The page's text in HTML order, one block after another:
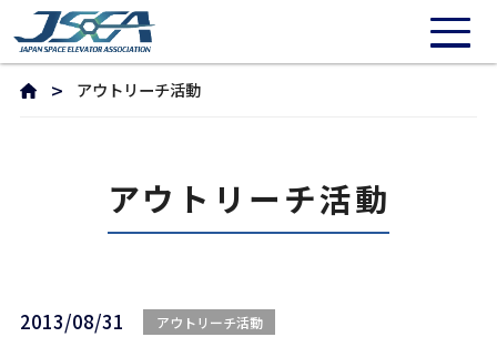
アウトリーチ活動
アウトリーチ活動
2013/08/31 アウトリーチ活動